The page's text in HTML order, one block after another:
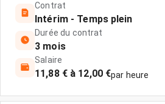
Contrat
Intérim - Temps plein
Durée du contrat
3 mois
Salaire
11,88 € à 12,00 €par heure